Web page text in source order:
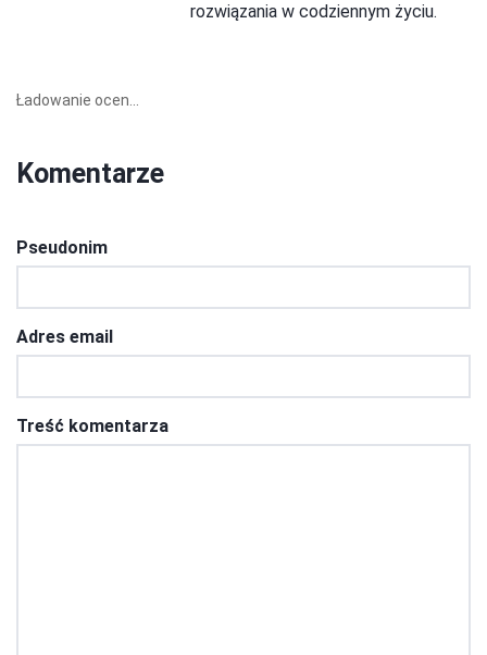
rozwiązania w codziennym życiu.
Ładowanie ocen...
Komentarze
Pseudonim
Adres email
Treść komentarza